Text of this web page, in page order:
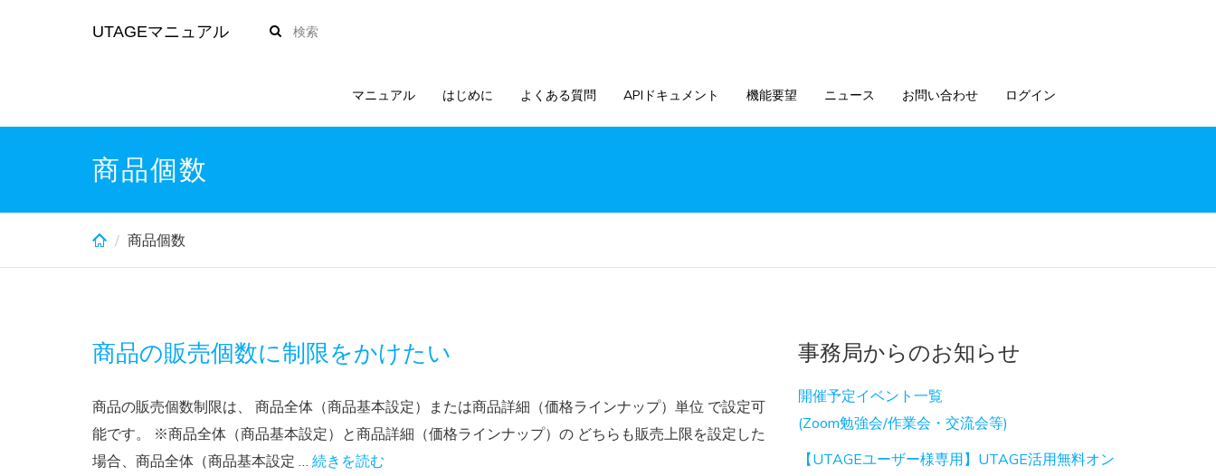
UTAGEマニュアル
マニュアル はじめに よくある質問 APIドキュメント 機能要望 ニュース お問い合わせ ログイン
商品個数
商品個数
商品の販売個数に制限をかけたい
商品の販売個数制限は、 商品全体（商品基本設定）または商品詳細（価格ラインナップ）単位 で設定可
能です。 ※商品全体（商品基本設定）と商品詳細（価格ラインナップ）の どちらも販売上限を設定した
場合、商品全体（商品基本設定 … 続きを読む
事務局からのお知らせ
開催予定イベント一覧
(Zoom勉強会/作業会・交流会等)
【UTAGEユーザー様専用】UTAGE活用無料オン